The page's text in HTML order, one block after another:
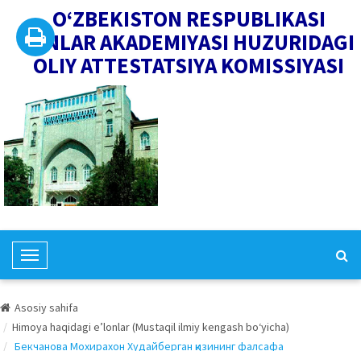
O‘ZBEKISTON RESPUBLIKASI
FANLAR AKADEMIYASI HUZURIDAGI
OLIY ATTESTATSIYA KOMISSIYASI
T
o
g
Asosiy sahifa
Himoya haqidagi e’lonlar (Mustaqil ilmiy kengash bo‘yicha)
Бекчанова Мохирахон Худайберган қизининг фалсафа